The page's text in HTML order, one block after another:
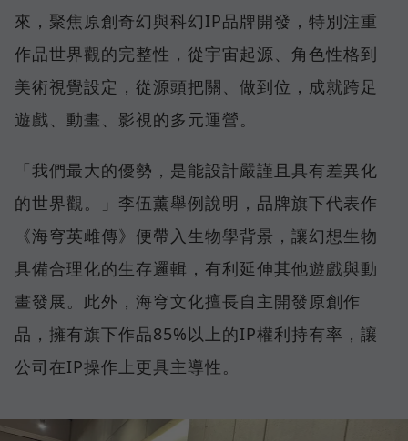
來，聚焦原創奇幻與科幻IP品牌開發，特別注重
作品世界觀的完整性，從宇宙起源、角色性格到
美術視覺設定，從源頭把關、做到位，成就跨足
遊戲、動畫、影視的多元運營。
「我們最大的優勢，是能設計嚴謹且具有差異化
的世界觀。」李伍薰舉例說明，品牌旗下代表作
《海穹英雌傳》便帶入生物學背景，讓幻想生物
具備合理化的生存邏輯，有利延伸其他遊戲與動
畫發展。此外，海穹文化擅長自主開發原創作
品，擁有旗下作品85%以上的IP權利持有率，讓
公司在IP操作上更具主導性。